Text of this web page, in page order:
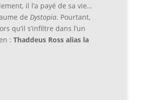
il l’a payé de sa vie…
de Dystopia. Pourtant,
qu’il s’infiltre dans l’un
: Thaddeus Ross alias la